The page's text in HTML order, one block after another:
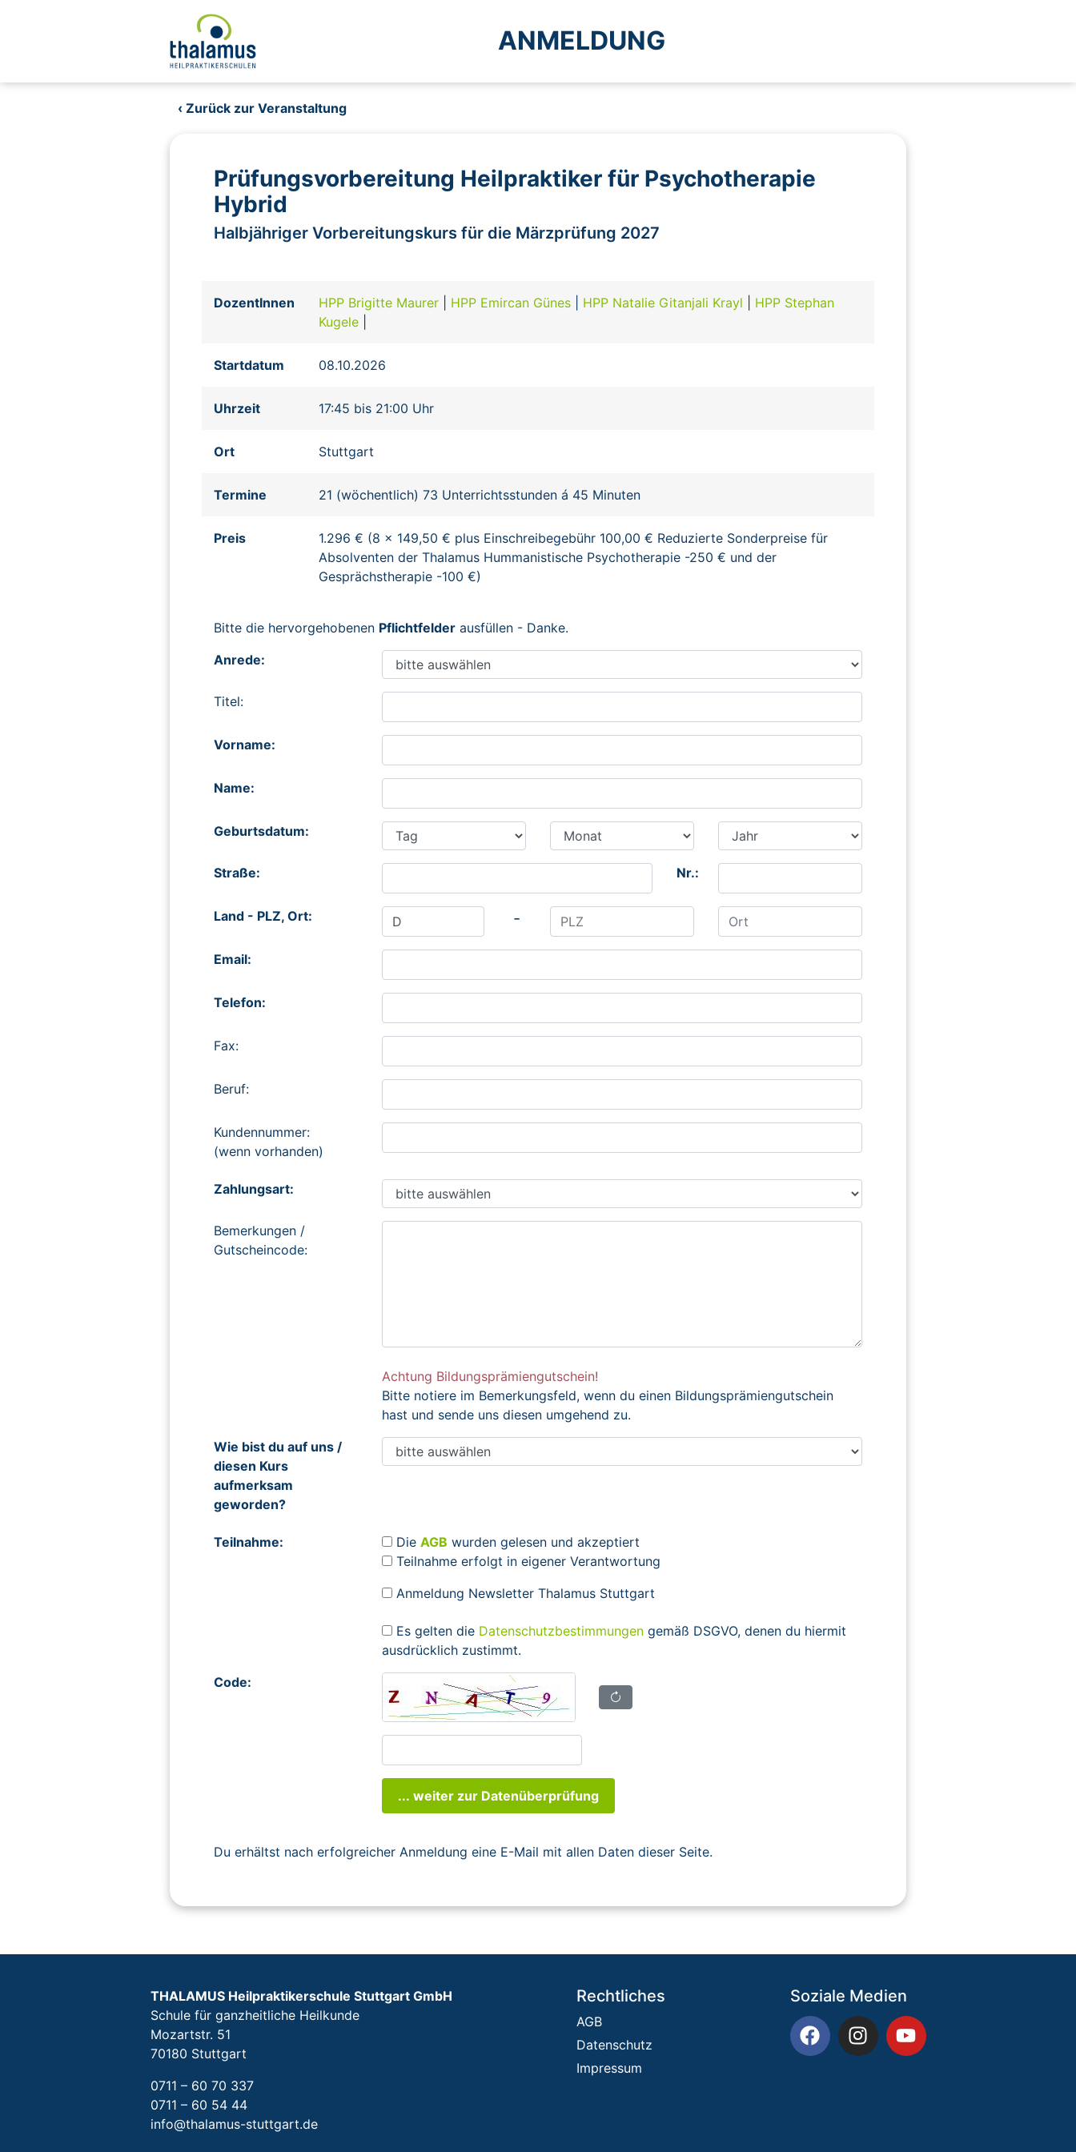
ANMELDUNG
‹ Zurück zur Veranstaltung
Prüfungsvorbereitung Heilpraktiker für Psychotherapie
Hybrid
Halbjähriger Vorbereitungskurs für die Märzprüfung 2027
DozentInnen HPP Brigitte Maurer HPP Emircan Günes HPP Natalie Gitanjali Krayl
HPP Stephan
Kugele
Startdatum 08.10.2026
Uhrzeit 17:45 bis 21:00 Uhr
Ort Stuttgart
Termine 21 (wöchentlich) 73 Unterrichtsstunden á 45 Minuten
Preis
1.296 € (8 x 149,50 € plus Einschreibegebühr 100,00 € Reduzierte Sonderpreise für
Absolventen der Thalamus Hummanistische Psychotherapie -250 € und der
Gesprächstherapie -100 €)
Bitte die hervorgehobenen Pflichtfelder ausfüllen - Danke.
Anrede:
Titel:
Vorname:
Name:
Geburtsdatum:
Straße: Nr.:
Land - PLZ, Ort: -
Email:
Telefon:
Fax:
Beruf:
Kundennummer:
(wenn vorhanden)
Zahlungsart:
Bemerkungen /
Gutscheincode:
Achtung Bildungsprämiengutschein!
Bitte notiere im Bemerkungsfeld, wenn du einen Bildungsprämiengutschein
hast und sende uns diesen umgehend zu.
Wie bist du auf uns /
diesen Kurs
aufmerksam
geworden?
Teilnahme: Die AGB wurden gelesen und akzeptiert
Teilnahme erfolgt in eigener Verantwortung
Anmeldung Newsletter Thalamus Stuttgart
Es gelten die Datenschutzbestimmungen gemäß DSGVO, denen du hiermit
ausdrücklich zustimmt.
Code:
... weiter zur Datenüberprüfung
Du erhältst nach erfolgreicher Anmeldung eine E-Mail mit allen Daten dieser Seite.
THALAMUS Heilpraktikerschule Stuttgart GmbH
Schule für ganzheitliche Heilkunde
Mozartstr. 51
70180 Stuttgart
0711 – 60 70 337
0711 – 60 54 44
info@thalamus-stuttgart.de
Rechtliches
AGB
Datenschutz
Impressum
Soziale Medien